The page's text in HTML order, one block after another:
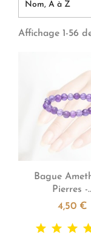
Nom, A à Z
Affichage 1-56
Aperçu
Bague
Pierres -
4,50 €